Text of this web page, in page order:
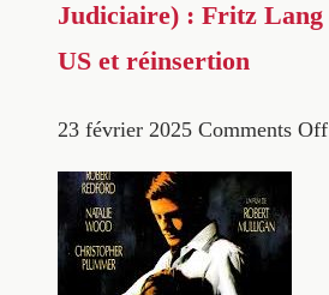
Judiciaire) : Fritz Lang
US et réinsertion
23 février 2025 Comments Off